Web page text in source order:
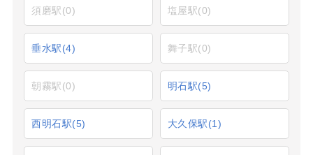
須磨駅(0) 塩屋駅(0)
垂水駅(4) 舞子駅(0)
朝霧駅(0) 明石駅(5)
西明石駅(5) 大久保駅(1)